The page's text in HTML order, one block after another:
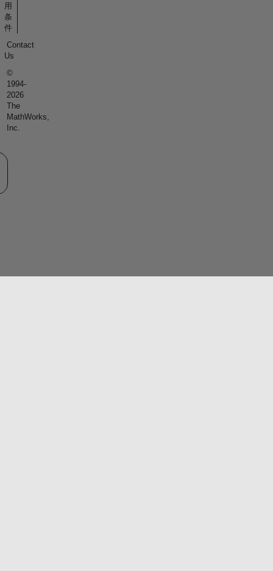
用
条
件
Contact
Us
©
1994-
2026
The
MathWorks,
Inc.
サイトの選択